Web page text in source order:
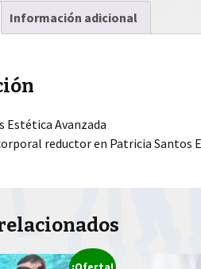
Información adicional
Estética Avanzada
reductor en Patricia Santos